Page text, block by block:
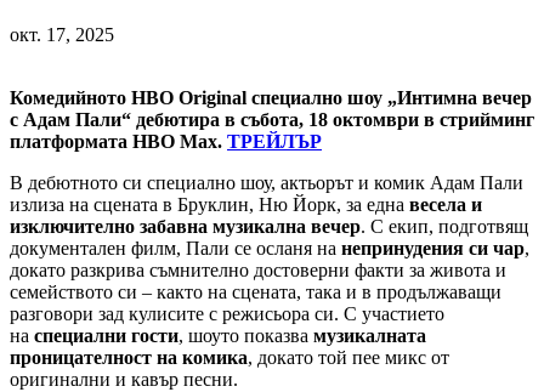
окт. 17, 2025
Комедийното HBO Original специално шоу „Интимна вечер
с Адам Пали“ дебютира в събота, 18 октомври в стрийминг
платформата HBO Max. ТРЕЙЛЪР
В дебютното си специално шоу, актьорът и комик Адам Пали
излиза на сцената в Бруклин, Ню Йорк, за една весела и
изключително забавна музикална вечер. С екип, подготвящ
документален филм, Пали се осланя на непринудения си чар,
докато разкрива съмнително достоверни факти за живота и
семейството си – както на сцената, така и в продължаващи
разговори зад кулисите с режисьора си. С участието
на специални гости, шоуто показва музикалната
проницателност на комика, докато той пее микс от
оригинални и кавър песни.